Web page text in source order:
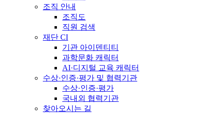
조직 안내
조직도
직원 검색
재단 CI
기관 아이덴티티
과학문화 캐릭터
AI·디지털 교육 캐릭터
수상·인증·평가 및 협력기관
수상·인증·평가
국내외 협력기관
찾아오시는 길